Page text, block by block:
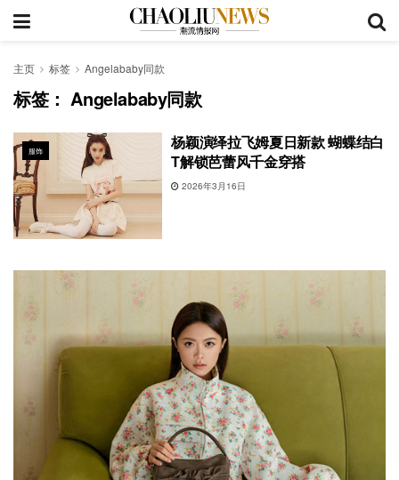
主页 标签 Angelababy同款
标签：Angelababy同款
服饰
杨颖演绎拉飞姆夏日新款 蝴蝶结白
T解锁芭蕾风千金穿搭
2026年3月16日